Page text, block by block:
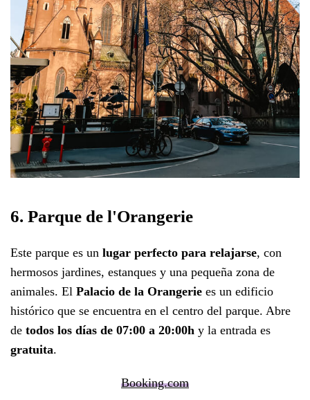
6. Parque de l'Orangerie
Este parque es un lugar perfecto para relajarse, con
hermosos jardines, estanques y una pequeña zona de
animales. El Palacio de la Orangerie es un edificio
histórico que se encuentra en el centro del parque. Abre
de todos los días de 07:00 a 20:00h y la entrada es
gratuita.
Booking.com